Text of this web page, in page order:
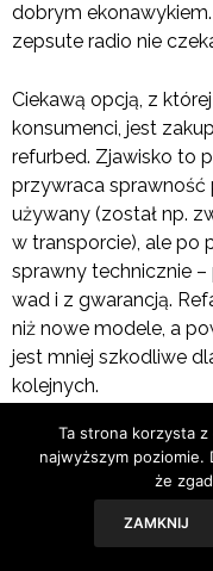
dobrym
zepsute radio nie
Ciekawą opcją, z
konsumenci, jest
refurbed. Zjawisko to
przywraca sprawność
używany (został np.
w transporcie), ale po
sprawny technicznie
wad i z gwarancją.
niż nowe modele, a
jest mniej szkodliwe
kolejnych.
Więcej informacji na
EKOLOGIA,INSPIRACJE
Ta strona korzysta z
najwyższym poziomie.
że
ZAMKNIJ